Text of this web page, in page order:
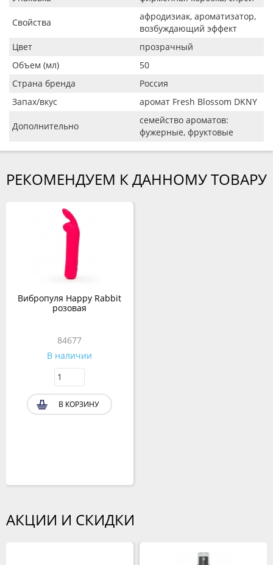
Свойства
афродизиак, ароматизатор,
возбуждающий эффект
Цвет
прозрачный
Объем (мл)
50
Страна бренда
Россия
Запах/вкус
аромат Fresh Blossom DKNY
Дополнительно
семейство ароматов:
фужерные, фруктовые
РЕКОМЕНДУЕМ К ДАННОМУ ТОВАРУ
Вибропуля Happy Rabbit
розовая
84677
В наличии
В КОРЗИНУ
АКЦИИ И СКИДКИ